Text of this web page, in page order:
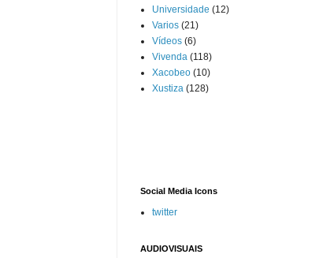
Universidade (12)
Varios (21)
Vídeos (6)
Vivenda (118)
Xacobeo (10)
Xustiza (128)
Social Media Icons
twitter
AUDIOVISUAIS